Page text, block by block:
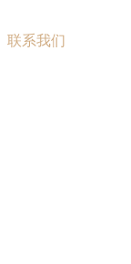
联系我们